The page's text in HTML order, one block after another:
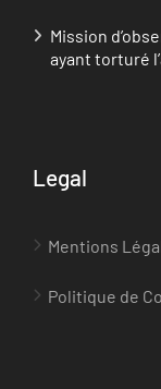
Mission
ayant torturé
Legal
Mentions
Politique de